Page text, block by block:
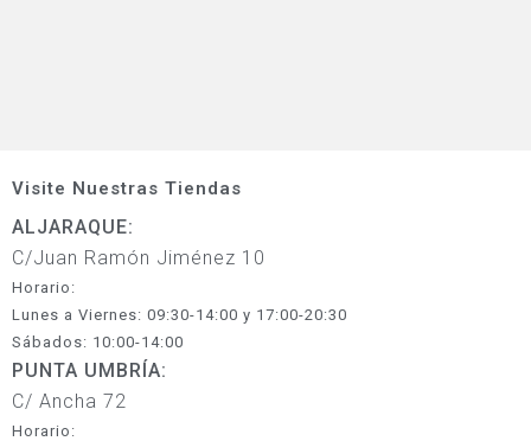
Visite Nuestras Tiendas
ALJARAQUE:
C/Juan Ramón Jiménez 10
Horario:
Lunes a Viernes: 09:30-14:00 y 17:00-20:30
Sábados: 10:00-14:00
PUNTA UMBRÍA:
C/ Ancha 72
Horario: